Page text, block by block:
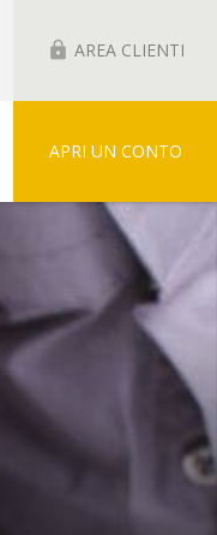
lock AREA CLIENTI
APRI UN CONTO